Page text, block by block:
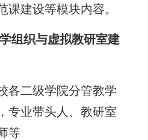
课建设等模块内容。
组织与虚拟教研室建
各二级学院分管教学
专业带头人、教研室
等